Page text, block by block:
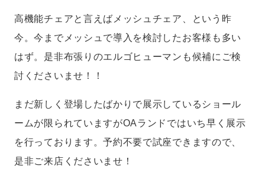
高機能チェアと言えばメッシュチェア、という昨
今。今までメッシュで導入を検討したお客様も多い
はず。是非布張りのエルゴヒューマンも候補にご検
討くださいませ！！
まだ新しく登場したばかりで展示しているショール
ームが限られていますがOAランドではいち早く展示
を行っております。予約不要で試座できますので、
是非ご来店くださいませ！